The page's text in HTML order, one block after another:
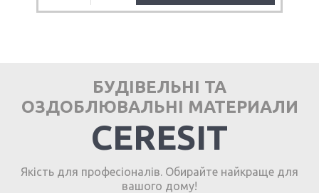
БУДІВЕЛЬНІ ТА
ОЗДОБЛЮВАЛЬНІ МАТЕРИАЛИ
CERESIT
Якість для професіоналів. Обирайте найкраще для
вашого дому!